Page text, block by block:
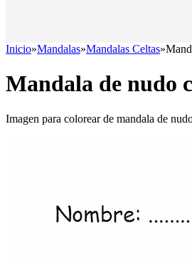
Inicio»Mandalas»Mandalas Celtas»
Mandala de nudo
Imagen para colorear de mandala de